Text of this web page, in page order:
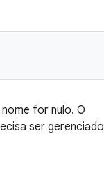
for nulo. O
ser gerenciado